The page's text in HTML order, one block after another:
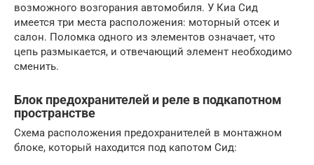
возможного возгорания автомобиля. У Киа Сид
имеется три места расположения: моторный отсек и
салон. Поломка одного из элементов означает, что
цепь размыкается, и отвечающий элемент необходимо
сменить.
Блок предохранителей и реле в подкапотном
пространстве
Схема расположения предохранителей в монтажном
блоке, который находится под капотом Сид: